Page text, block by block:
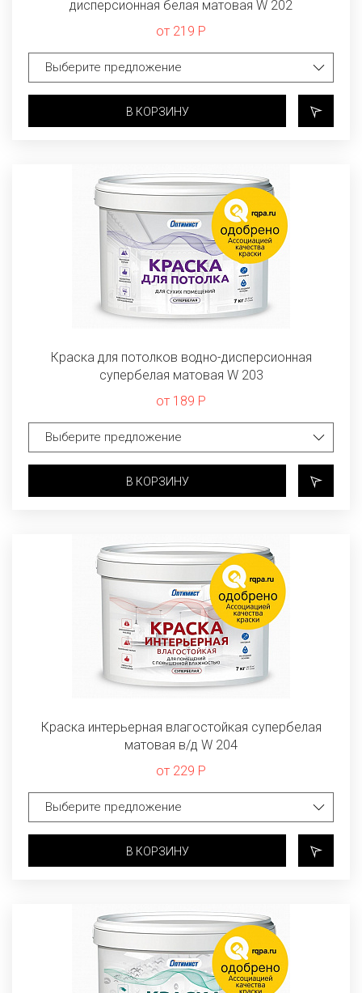
дисперсионная белая матовая W 202
от 219 Р
В КОРЗИНУ
Краска для потолков водно-дисперсионная
супербелая матовая W 203
от 189 Р
В КОРЗИНУ
Краска интерьерная влагостойкая супербелая
матовая в/д W 204
от 229 Р
В КОРЗИНУ